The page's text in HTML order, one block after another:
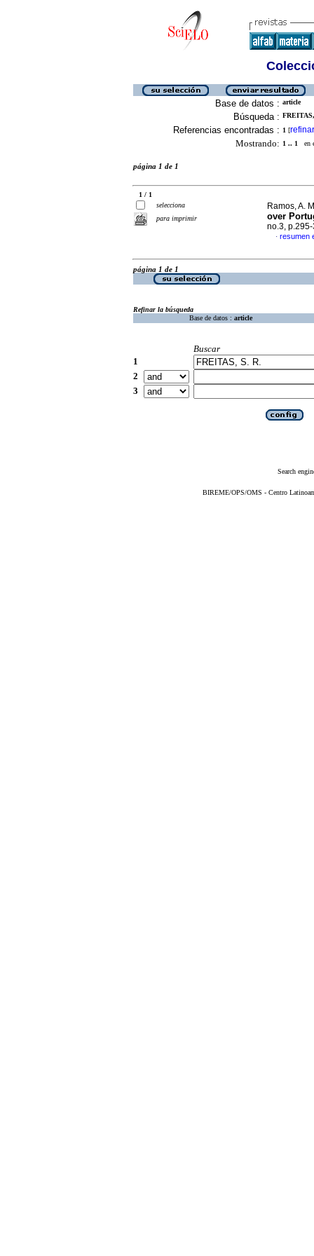
Base de datos : article
Búsqueda :
Referencias encontradas : 1 [refinar
Mostrando: 1 .. 1 en
página 1 de 1
1 / 1
selecciona
para imprimir
Ramos, A.
over
no.3,
· resumen
página 1 de 1
Refinar la búsqueda
Base de datos : article
Buscar
1
2
3
Search
BIREME/OPS/OMS - Centro